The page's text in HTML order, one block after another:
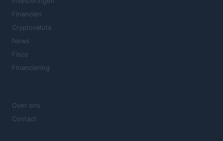
Financiën
Cryptovaluta
News
Fisco
Financiering
Over ons
Contact